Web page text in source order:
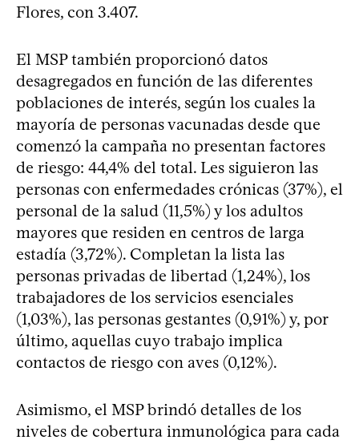
Flores, con 3.407.
El MSP también proporcionó datos
desagregados en función de las diferentes
poblaciones de interés, según los cuales la
mayoría de personas vacunadas desde que
comenzó la campaña no presentan factores
de riesgo: 44,4% del total. Les siguieron las
personas con enfermedades crónicas (37%), el
personal de la salud (11,5%) y los adultos
mayores que residen en centros de larga
estadía (3,72%). Completan la lista las
personas privadas de libertad (1,24%), los
trabajadores de los servicios esenciales
(1,03%), las personas gestantes (0,91%) y, por
último, aquellas cuyo trabajo implica
contactos de riesgo con aves (0,12%).
Asimismo, el MSP brindó detalles de los
niveles de cobertura inmunológica para cada